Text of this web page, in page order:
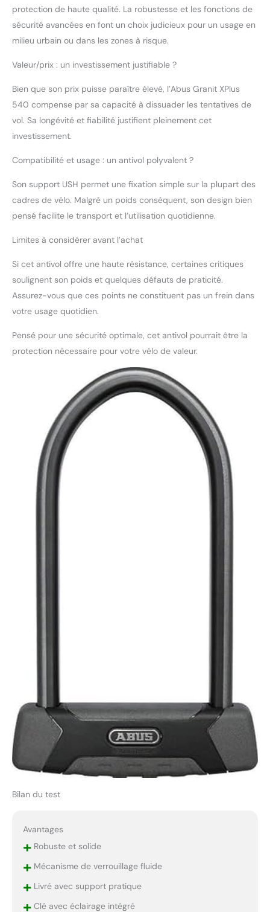
protection de haute qualité. La robustesse et les fonctions de
sécurité avancées en font un choix judicieux pour un usage en
milieu urbain ou dans les zones à risque.
Valeur/prix : un investissement justifiable ?
Bien que son prix puisse paraître élevé, l’Abus Granit XPlus
540 compense par sa capacité à dissuader les tentatives de
vol. Sa longévité et fiabilité justifient pleinement cet
investissement.
Compatibilité et usage : un antivol polyvalent ?
Son support USH permet une fixation simple sur la plupart des
cadres de vélo. Malgré un poids conséquent, son design bien
pensé facilite le transport et l’utilisation quotidienne.
Limites à considérer avant l’achat
Si cet antivol offre une haute résistance, certaines critiques
soulignent son poids et quelques défauts de praticité.
Assurez-vous que ces points ne constituent pas un frein dans
votre usage quotidien.
Pensé pour une sécurité optimale, cet antivol pourrait être la
protection nécessaire pour votre vélo de valeur.
Bilan du test
Avantages
+Robuste et solide
+Mécanisme de verrouillage fluide
+Livré avec support pratique
+Clé avec éclairage intégré